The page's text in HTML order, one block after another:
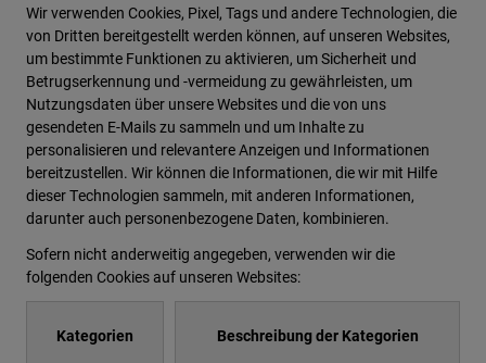
Wir verwenden Cookies, Pixel, Tags und andere Technologien, die
von Dritten bereitgestellt werden können, auf unseren Websites,
um bestimmte Funktionen zu aktivieren, um Sicherheit und
Betrugserkennung und -vermeidung zu gewährleisten, um
Nutzungsdaten über unsere Websites und die von uns
gesendeten E-Mails zu sammeln und um Inhalte zu
personalisieren und relevantere Anzeigen und Informationen
bereitzustellen. Wir können die Informationen, die wir mit Hilfe
dieser Technologien sammeln, mit anderen Informationen,
darunter auch personenbezogene Daten, kombinieren.
Sofern nicht anderweitig angegeben, verwenden wir die
folgenden Cookies auf unseren Websites:
Kategorien Beschreibung der Kategorien